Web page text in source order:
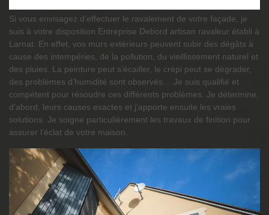
Si vous envisagez d’effectuer le ravalement de votre façade, je
suis à votre disposition Entreprise Debord artisan ravaleur établi à
Larnat. En effet, vos murs extérieurs peuvent subir des dégâts à
cause des intempéries, de la pollution, du vieillissement naturel et
des pluies. La peinture peut s’écailler, le crépi peut se dégrader,
des problèmes d’humidité sont observés… Je suis qualifié et
compétent pour résoudre ces différents problèmes. Je détermine,
d’abord, leurs causes exactes et j’apporte ensuite les vraies
solutions. Je soigne particulièrement les travaux de finition pour
assurer l’éclat de votre maison.